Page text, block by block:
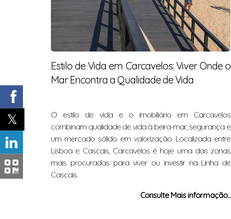
Estilo de Vida em Carcavelos: Viver Onde o
Mar Encontra a Qualidade de Vida
O estilo de vida e o imobiliário em Carcavelos
combinam qualidade de vida à beira-mar, segurança e
um mercado sólido em valorização. Localizada entre
Lisboa e Cascais, Carcavelos é hoje uma das zonas
mais procuradas para viver ou investir na Linha de
Cascais.
Consulte Mais informação...